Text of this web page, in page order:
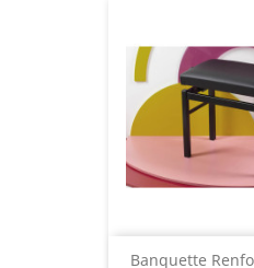
Banquette